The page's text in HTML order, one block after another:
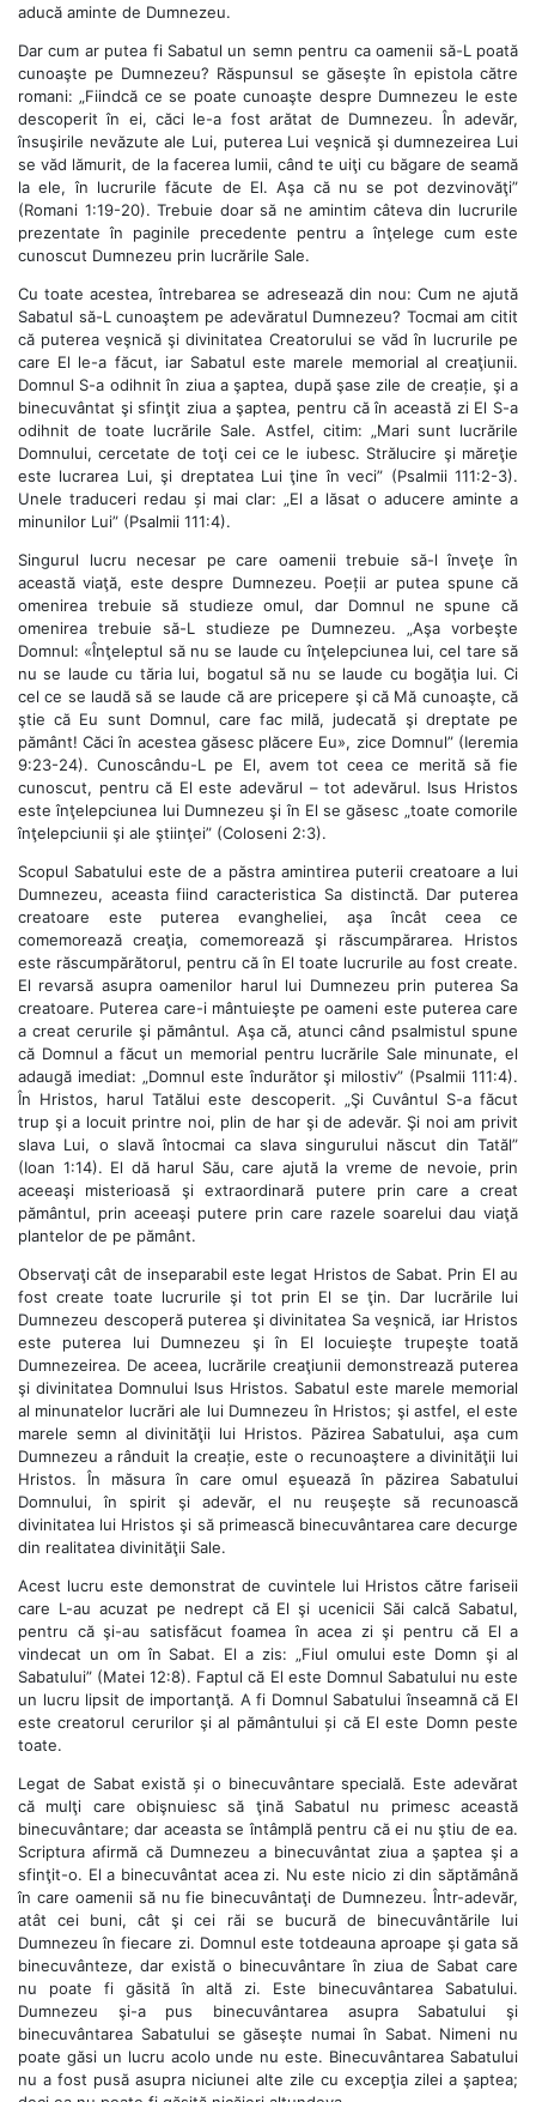
aducă aminte de Dumnezeu.
Dar cum ar putea fi Sabatul un semn pentru ca oamenii să-L poată
cunoaşte pe Dumnezeu? Răspunsul se găseşte în epistola către
romani: „Fiindcă ce se poate cunoaşte despre Dumnezeu le este
descoperit în ei, căci le-a fost arătat de Dumnezeu. În adevăr,
însuşirile nevăzute ale Lui, puterea Lui veşnică şi dumnezeirea Lui
se văd lămurit, de la facerea lumii, când te uiţi cu băgare de seamă
la ele, în lucrurile făcute de El. Aşa că nu se pot dezvinovăţi”
(Romani 1:19-20). Trebuie doar să ne amintim câteva din lucrurile
prezentate în paginile precedente pentru a înţelege cum este
cunoscut Dumnezeu prin lucrările Sale.
Cu toate acestea, întrebarea se adresează din nou: Cum ne ajută
Sabatul să-L cunoaştem pe adevăratul Dumnezeu? Tocmai am citit
că puterea veşnică şi divinitatea Creatorului se văd în lucrurile pe
care El le-a făcut, iar Sabatul este marele memorial al creaţiunii.
Domnul S-a odihnit în ziua a şaptea, după şase zile de creație, şi a
binecuvântat şi sfinţit ziua a şaptea, pentru că în această zi El S-a
odihnit de toate lucrările Sale. Astfel, citim: „Mari sunt lucrările
Domnului, cercetate de toţi cei ce le iubesc. Strălucire şi măreţie
este lucrarea Lui, şi dreptatea Lui ţine în veci” (Psalmii 111:2-3).
Unele traduceri redau și mai clar: „El a lăsat o aducere aminte a
minunilor Lui” (Psalmii 111:4).
Singurul lucru necesar pe care oamenii trebuie să-l înveţe în
această viaţă, este despre Dumnezeu. Poeții ar putea spune că
omenirea trebuie să studieze omul, dar Domnul ne spune că
omenirea trebuie să-L studieze pe Dumnezeu. „Aşa vorbeşte
Domnul: «Înţeleptul să nu se laude cu înţelepciunea lui, cel tare să
nu se laude cu tăria lui, bogatul să nu se laude cu bogăţia lui. Ci
cel ce se laudă să se laude că are pricepere şi că Mă cunoaşte, că
ştie că Eu sunt Domnul, care fac milă, judecată şi dreptate pe
pământ! Căci în acestea găsesc plăcere Eu», zice Domnul” (Ieremia
9:23-24). Cunoscându-L pe El, avem tot ceea ce merită să fie
cunoscut, pentru că El este adevărul – tot adevărul. Isus Hristos
este înţelepciunea lui Dumnezeu şi în El se găsesc „toate comorile
înţelepciunii şi ale ştiinţei” (Coloseni 2:3).
Scopul Sabatului este de a păstra amintirea puterii creatoare a lui
Dumnezeu, aceasta fiind caracteristica Sa distinctă. Dar puterea
creatoare este puterea evangheliei, aşa încât ceea ce
comemorează creaţia, comemorează şi răscumpărarea. Hristos
este răscumpărătorul, pentru că în El toate lucrurile au fost create.
El revarsă asupra oamenilor harul lui Dumnezeu prin puterea Sa
creatoare. Puterea care-i mântuieşte pe oameni este puterea care
a creat cerurile şi pământul. Aşa că, atunci când psalmistul spune
că Domnul a făcut un memorial pentru lucrările Sale minunate, el
adaugă imediat: „Domnul este îndurător şi milostiv” (Psalmii 111:4).
În Hristos, harul Tatălui este descoperit. „Şi Cuvântul S-a făcut
trup şi a locuit printre noi, plin de har şi de adevăr. Şi noi am privit
slava Lui, o slavă întocmai ca slava singurului născut din Tatăl”
(Ioan 1:14). El dă harul Său, care ajută la vreme de nevoie, prin
aceeaşi misterioasă şi extraordinară putere prin care a creat
pământul, prin aceeaşi putere prin care razele soarelui dau viaţă
plantelor de pe pământ.
Observaţi cât de inseparabil este legat Hristos de Sabat. Prin El au
fost create toate lucrurile şi tot prin El se ţin. Dar lucrările lui
Dumnezeu descoperă puterea şi divinitatea Sa veşnică, iar Hristos
este puterea lui Dumnezeu şi în El locuieşte trupeşte toată
Dumnezeirea. De aceea, lucrările creaţiunii demonstrează puterea
şi divinitatea Domnului Isus Hristos. Sabatul este marele memorial
al minunatelor lucrări ale lui Dumnezeu în Hristos; şi astfel, el este
marele semn al divinităţii lui Hristos. Păzirea Sabatului, aşa cum
Dumnezeu a rânduit la creație, este o recunoaştere a divinităţii lui
Hristos. În măsura în care omul eşuează în păzirea Sabatului
Domnului, în spirit şi adevăr, el nu reuşeşte să recunoască
divinitatea lui Hristos şi să primească binecuvântarea care decurge
din realitatea divinităţii Sale.
Acest lucru este demonstrat de cuvintele lui Hristos către fariseii
care L-au acuzat pe nedrept că El şi ucenicii Săi calcă Sabatul,
pentru că şi-au satisfăcut foamea în acea zi şi pentru că El a
vindecat un om în Sabat. El a zis: „Fiul omului este Domn şi al
Sabatului” (Matei 12:8). Faptul că El este Domnul Sabatului nu este
un lucru lipsit de importanţă. A fi Domnul Sabatului înseamnă că El
este creatorul cerurilor şi al pământului și că El este Domn peste
toate.
Legat de Sabat există și o binecuvântare specială. Este adevărat
că mulţi care obişnuiesc să ţină Sabatul nu primesc această
binecuvântare; dar aceasta se întâmplă pentru că ei nu ştiu de ea.
Scriptura afirmă că Dumnezeu a binecuvântat ziua a şaptea şi a
sfinţit-o. El a binecuvântat acea zi. Nu este nicio zi din săptămână
în care oamenii să nu fie binecuvântaţi de Dumnezeu. Într-adevăr,
atât cei buni, cât şi cei răi se bucură de binecuvântările lui
Dumnezeu în fiecare zi. Domnul este totdeauna aproape şi gata să
binecuvânteze, dar există o binecuvântare în ziua de Sabat care
nu poate fi găsită în altă zi. Este binecuvântarea Sabatului.
Dumnezeu şi-a pus binecuvântarea asupra Sabatului şi
binecuvântarea Sabatului se găseşte numai în Sabat. Nimeni nu
poate găsi un lucru acolo unde nu este. Binecuvântarea Sabatului
nu a fost pusă asupra niciunei alte zile cu excepţia zilei a şaptea;